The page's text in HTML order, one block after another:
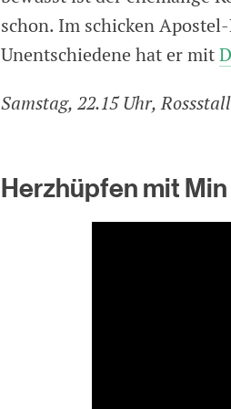
schon. Im schicken
Unentschiedene hat er mit
Samstag, 22.15 Uhr,
Herzhüpfen mit